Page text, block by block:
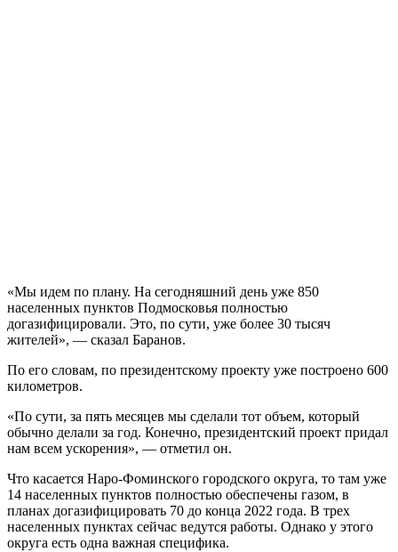
«Мы идем по плану. На сегодняшний день уже 850
населенных пунктов Подмосковья полностью
догазифицировали. Это, по сути, уже более 30 тысяч
жителей», — сказал Баранов.
По его словам, по президентскому проекту уже построено 600
километров.
«По сути, за пять месяцев мы сделали тот объем, который
обычно делали за год. Конечно, президентский проект придал
нам всем ускорения», — отметил он.
Что касается Наро-Фоминского городского округа, то там уже
14 населенных пунктов полностью обеспечены газом, в
планах догазифицировать 70 до конца 2022 года. В трех
населенных пунктах сейчас ведутся работы. Однако у этого
округа есть одна важная специфика.